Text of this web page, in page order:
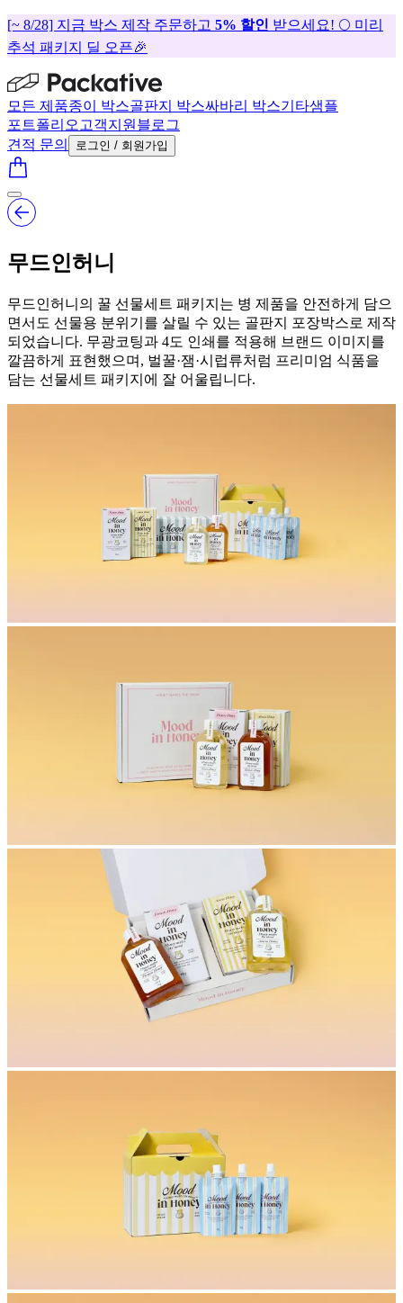
[~ 8/28] 지금 박스 제작 주문하고 5% 할인 받으세요! 🌕 미리
추석 패키지 딜 오픈🎉
모든 제품종이 박스골판지 박스싸바리 박스기타샘플
포트폴리오 고객지원 블로그
견적 문의
로그인 / 회원가입
무드인허니
무드인허니의 꿀 선물세트 패키지는 병 제품을 안전하게 담으
면서도 선물용 분위기를 살릴 수 있는 골판지 포장박스로 제작
되었습니다. 무광코팅과 4도 인쇄를 적용해 브랜드 이미지를
깔끔하게 표현했으며, 벌꿀·잼·시럽류처럼 프리미엄 식품을
담는 선물세트 패키지에 잘 어울립니다.